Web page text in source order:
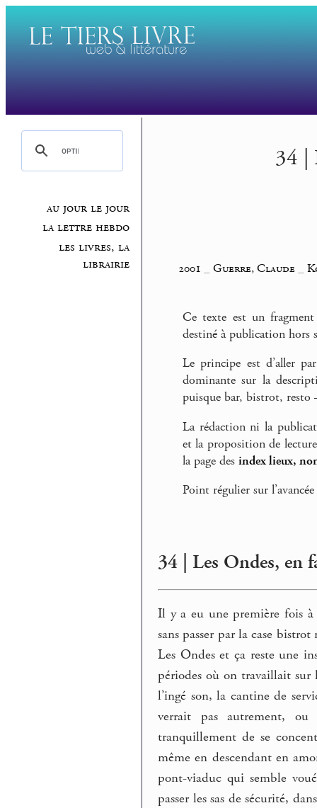
au jour le jour
la lettre hebdo
les livres, la
librairie
34 |
2001 Guerre, Claude
Ce texte est un
destiné à publication hors
Le principe est d’aller
dominante sur la
puisque bar, bistrot,
La rédaction ni la
et la proposition de
la page des index lieux,
Point régulier sur
34 | Les Ondes, en
Il y a eu une première fois à
sans passer par la case
Les Ondes et ça reste une
périodes où on travaillait sur
l’ingé son, la cantine de
verrait pas autrement, ou
tranquillement de se
même en descendant en
pont-viaduc qui semble
passer les sas de sécurité,